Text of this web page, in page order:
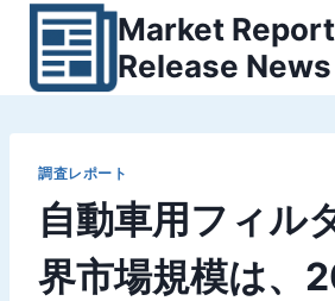
Market
Release News
調査レポート
自動車用フィル
界市場規模は、